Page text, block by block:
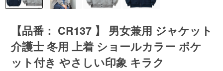
【品番： CR137 】 男女兼用 ジャケット
介護士 冬用 上着 ショールカラー ポケ
ット付き やさしい印象 キラク